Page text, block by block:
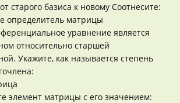
старого базиса к новому Соотнесите:
определитель матрицы
уравнение является
относительно старшей
Укажите, как называется степень
элемент матрицы с его значением: